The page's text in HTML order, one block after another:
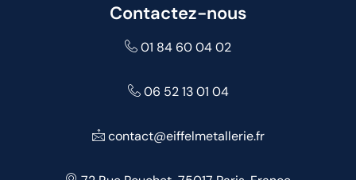
Contactez-nous
01 84 60 04 02
06 52 13 01 04
contact@eiffelmetallerie.fr